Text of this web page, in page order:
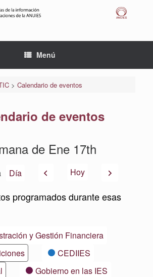
Menú
> Calendario de eventos
de eventos
de Ene 17th
Día AnteriorHoy Siguiente
programados durante esas
y Gestión Financiera
CEDIIES
Gobierno en las IES